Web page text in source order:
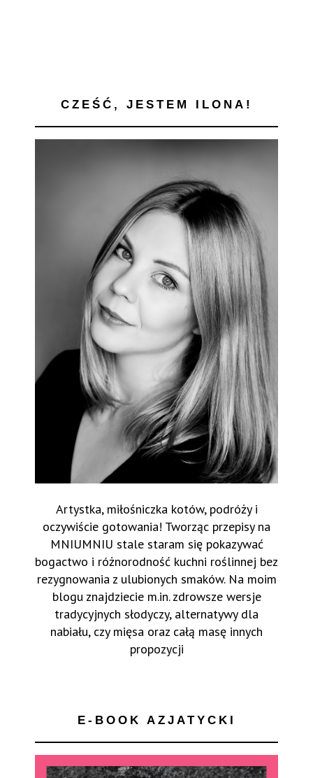
CZEŚĆ, JESTEM ILONA!
Artystka, miłośniczka kotów, podróży i
oczywiście gotowania! Tworząc przepisy na
MNIUMNIU stale staram się pokazywać
bogactwo i różnorodność kuchni roślinnej bez
rezygnowania z ulubionych smaków. Na moim
blogu znajdziecie m.in. zdrowsze wersje
tradycyjnych słodyczy, alternatywy dla
nabiału, czy mięsa oraz całą masę innych
propozycji
E-BOOK AZJATYCKI